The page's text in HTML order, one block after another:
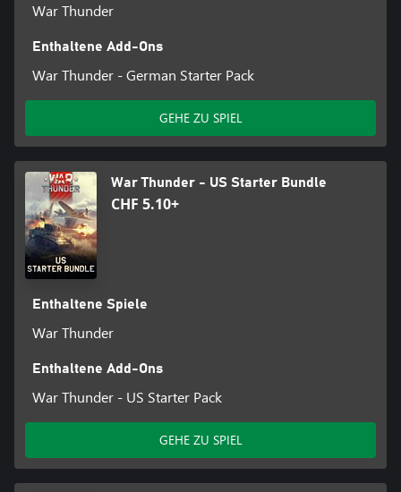
War Thunder
Enthaltene Add-Ons
War Thunder - German Starter Pack
GEHE ZU SPIEL
War Thunder - US Starter Bundle
CHF 5.10+
Enthaltene Spiele
War Thunder
Enthaltene Add-Ons
War Thunder - US Starter Pack
GEHE ZU SPIEL